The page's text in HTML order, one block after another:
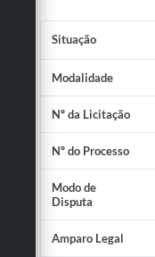
Situação
Modalidade
Nº da Licitação
Nº do Processo
Modo de
Disputa
Amparo Legal